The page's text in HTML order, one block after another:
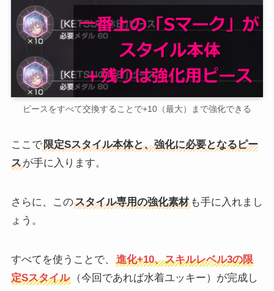
ピースをすべて交換することで+10（最大）まで強化できる
ここで限定Sスタイル本体と、強化に必要となるピー
スが手に入ります。
さらに、このスタイル専用の強化素材も手に入れまし
ょう。
すべてを使うことで、
進化+10、スキルレベル3の限
定Sスタイル（今回であれば水着ユッキー）が完成し